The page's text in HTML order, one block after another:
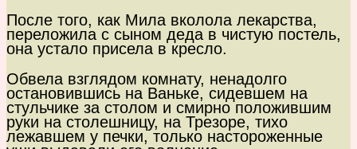
После того, как Мила вколола лекарства,
переложила с сыном деда в чистую постель,
она устало присела в кресло.
Обвела взглядом комнату, ненадолго
остановившись на Ваньке, сидевшем на
стульчике за столом и смирно положившим
руки на столешницу, на Трезоре, тихо
лежавшем у печки, только настороженные